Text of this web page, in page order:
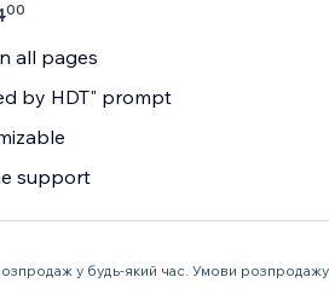
00
all pages
by HDT" prompt
support
у будь-який час. Умови